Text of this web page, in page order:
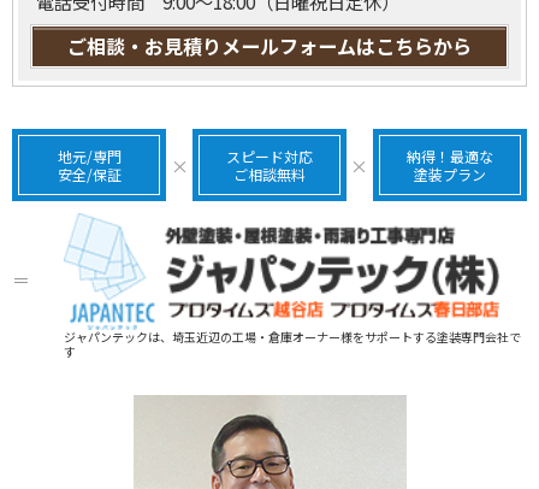
ご相談・お見積りメールフォームはこちらから
地元/専門
安全/保証
×
スピード対応
ご相談無料
×
納得！最適な
塗装プラン
＝
ジャパンテックは、埼玉近辺の工場・倉庫オーナー様をサポートする塗装専門会社で
す